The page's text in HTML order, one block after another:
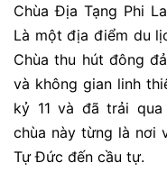
Chùa Địa Tạng Phi
Là một địa điểm du
Chùa thu hút đông
và không gian linh
kỷ 11 và đã trải
chùa này từng là nơi
Tự Đức đến cầu tự.